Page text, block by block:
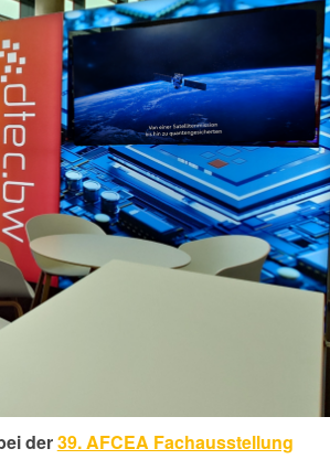
der39. AFCEA Fachausstellung